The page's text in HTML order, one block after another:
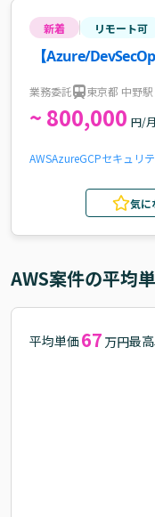
新着 リモート可
【Azure/
業務委託 東京都 中野駅
~ 800,000 円/
AWSAzureGCPセキュリ
気に
AWS案件の平均
平均単価 67 万円最